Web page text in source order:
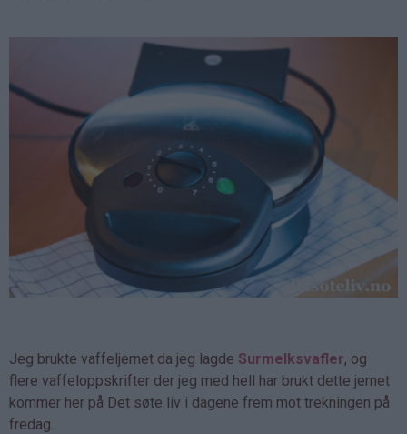
Jeg brukte vaffeljernet da jeg lagde Surmelksvafler, og
flere vaffeloppskrifter der jeg med hell har brukt dette jernet
kommer her på Det søte liv i dagene frem mot trekningen på
fredag.